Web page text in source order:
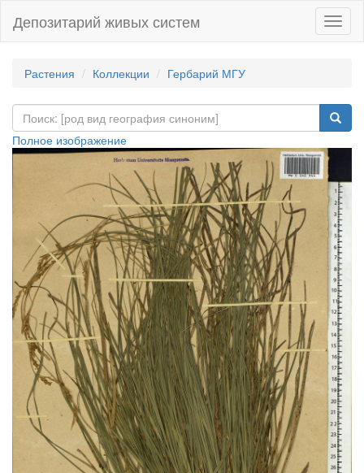
Депозитарий живых систем
Растения Коллекции Гербарий МГУ
Полное изображение